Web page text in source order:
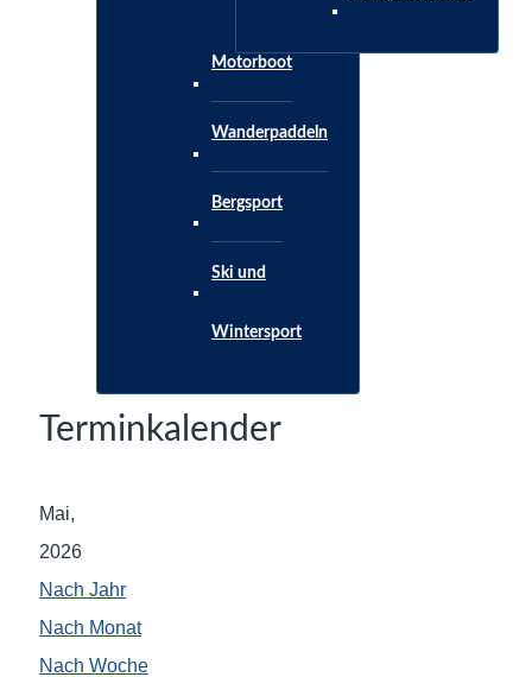
Motorboot
Wanderpaddeln
Bergsport
Ski und
Wintersport
Terminkalender
Mai,
2026
Nach Jahr
Nach Monat
Nach Woche